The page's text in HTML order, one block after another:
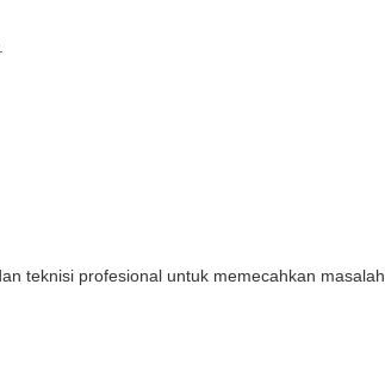
teknisi profesional untuk memecahkan masalah.